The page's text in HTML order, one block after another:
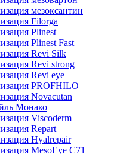
мезоксантин
Filorga
Plinest
Plinest Fast
Revi Silk
Revi strong
Revi eye
PROFHILO
Novacutan
Монако
Viscoderm
Repart
Hyalrepair
MesoEye C71